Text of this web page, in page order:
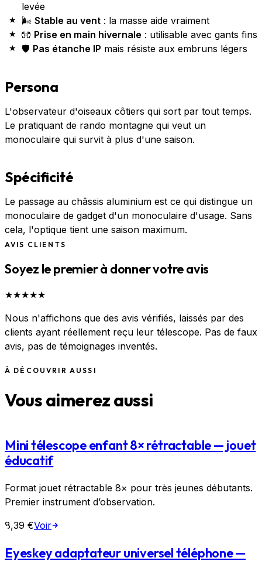
levée
🌬️ Stable au vent: la masse aide vraiment
🧤 Prise en main hivernale : utilisable avec gants fins
🛡️ Pas étanche IP mais résiste aux embruns légers
Persona
L'observateur d'oiseaux côtiers qui sort par tout temps.
Le pratiquant de rando montagne qui veut un
monoculaire qui survit à plus d'une saison.
Spécificité
Le passage au châssis aluminium est ce qui distingue un
monoculaire de gadget d'un monoculaire d'usage. Sans
cela, l'optique tient une saison maximum.
AVIS CLIENTS
Soyez le premier à donner votre avis
★★★★★
Nous n'affichons que des avis vérifiés, laissés par des
clients ayant réellement reçu leur télescope. Pas de faux
avis, pas de témoignages inventés.
À DÉCOUVRIR AUSSI
Vous aimerez aussi
Mini télescope enfant 8× rétractable — jouet
éducatif
Format jouet rétractable 8× pour très jeunes débutants.
Premier instrument d’observation.
8,39 €Voir
Eyeskey adaptateur universel téléphone —